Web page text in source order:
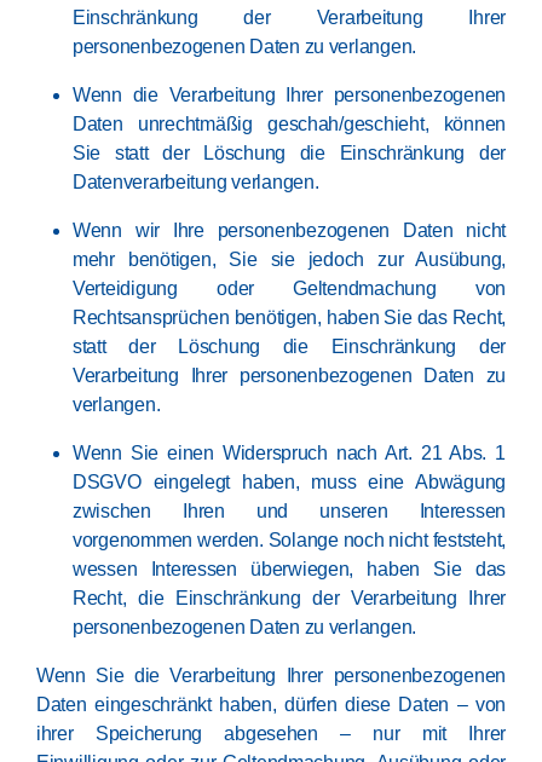
Einschränkung der Verarbeitung Ihrer
personenbezogenen Daten zu verlangen.
Wenn die Verarbeitung Ihrer personenbezogenen
Daten unrechtmäßig geschah/geschieht, können
Sie statt der Löschung die Einschränkung der
Datenverarbeitung verlangen.
Wenn wir Ihre personenbezogenen Daten nicht
mehr benötigen, Sie sie jedoch zur Ausübung,
Verteidigung oder Geltendmachung von
Rechtsansprüchen benötigen, haben Sie das Recht,
statt der Löschung die Einschränkung der
Verarbeitung Ihrer personenbezogenen Daten zu
verlangen.
Wenn Sie einen Widerspruch nach Art. 21 Abs. 1
DSGVO eingelegt haben, muss eine Abwägung
zwischen Ihren und unseren Interessen
vorgenommen werden. Solange noch nicht feststeht,
wessen Interessen überwiegen, haben Sie das
Recht, die Einschränkung der Verarbeitung Ihrer
personenbezogenen Daten zu verlangen.
Wenn Sie die Verarbeitung Ihrer personenbezogenen
Daten eingeschränkt haben, dürfen diese Daten – von
ihrer Speicherung abgesehen – nur mit Ihrer